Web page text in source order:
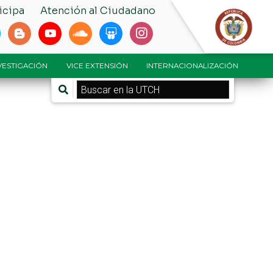
Atención al Ciudadano
VICE EXTENSIÓN INTERNACIONALIZACIÓN